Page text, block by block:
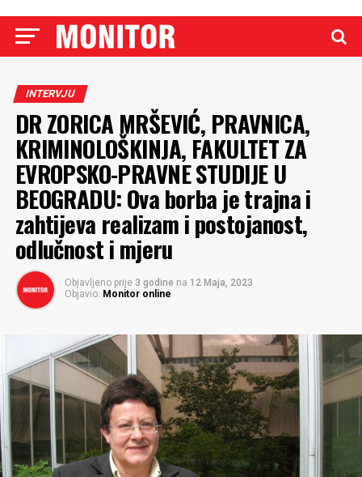
INTERVJU
DR ZORICA MRŠEVIĆ, PRAVNICA,
KRIMINOLOŠKINJA, FAKULTET ZA
EVROPSKO-PRAVNE STUDIJE U
BEOGRADU: Ova borba je trajna i
zahtijeva realizam i postojanost,
odlučnost i mjeru
Objavljeno prije 3 godine na 12 Maja, 2023
Objavio: Monitor online